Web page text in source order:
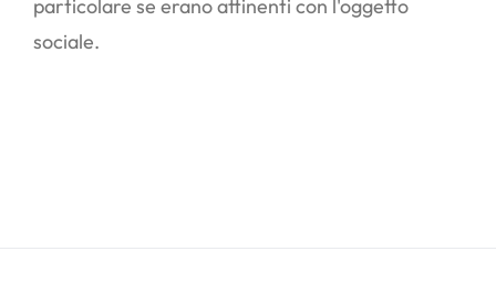
particolare se erano attinenti con l'oggetto
sociale.